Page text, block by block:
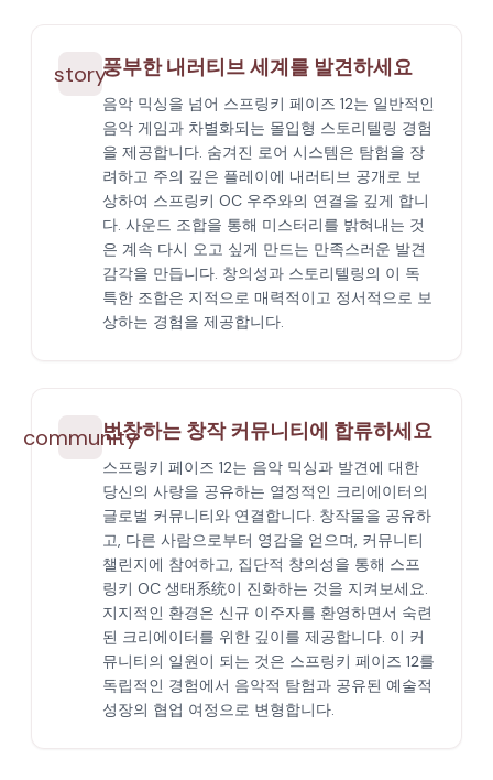
story풍부한 내러티브 세계를 발견하세요
음악 믹싱을 넘어 스프링키 페이즈 12는 일반적인
음악 게임과 차별화되는 몰입형 스토리텔링 경험
을 제공합니다. 숨겨진 로어 시스템은 탐험을 장
려하고 주의 깊은 플레이에 내러티브 공개로 보
상하여 스프링키 OC 우주와의 연결을 깊게 합니
다. 사운드 조합을 통해 미스터리를 밝혀내는 것
은 계속 다시 오고 싶게 만드는 만족스러운 발견
감각을 만듭니다. 창의성과 스토리텔링의 이 독
특한 조합은 지적으로 매력적이고 정서적으로 보
상하는 경험을 제공합니다.
community번창하는 창작 커뮤니티에 합류하세요
스프링키 페이즈 12는 음악 믹싱과 발견에 대한
당신의 사랑을 공유하는 열정적인 크리에이터의
글로벌 커뮤니티와 연결합니다. 창작물을 공유하
고, 다른 사람으로부터 영감을 얻으며, 커뮤니티
챌린지에 참여하고, 집단적 창의성을 통해 스프
링키 OC 생태系统이 진화하는 것을 지켜보세요.
지지적인 환경은 신규 이주자를 환영하면서 숙련
된 크리에이터를 위한 깊이를 제공합니다. 이 커
뮤니티의 일원이 되는 것은 스프링키 페이즈 12를
독립적인 경험에서 음악적 탐험과 공유된 예술적
성장의 협업 여정으로 변형합니다.